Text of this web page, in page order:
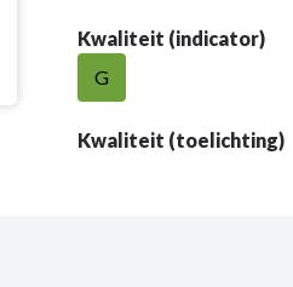
Kwaliteit (indicator)
G
Kwaliteit (toelichting)